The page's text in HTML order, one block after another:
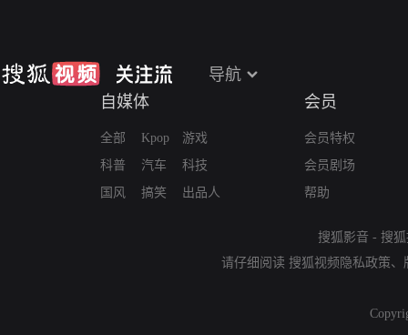
导航
自媒体
全部
科普
国风
Kpop
汽车
搞笑
游戏
科技
出品人
会员
会员特权
会员剧场
帮助
搜狐影音 - 搜
请仔细阅读 搜狐视频隐私政策、